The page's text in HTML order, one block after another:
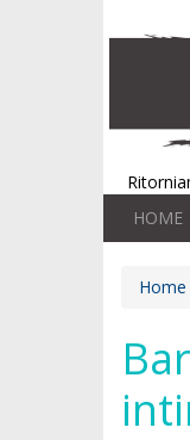
HOME
Home